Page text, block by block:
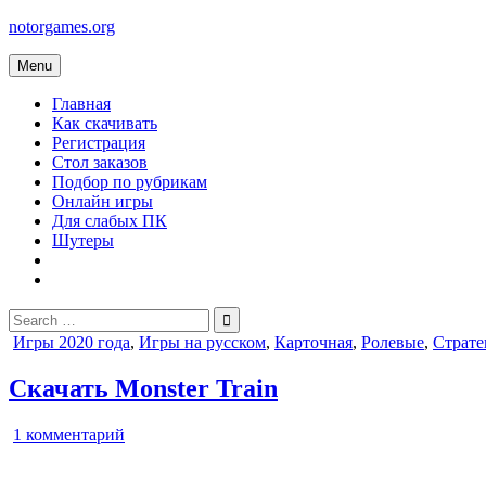
Skip
content
notorgames.org
Menu
Главная
Как скачивать
Регистрация
Стол заказов
Подбор по рубрикам
Онлайн игры
Для слабых ПК
Шутеры
Search
for:
Posted
Игры 2020 года, Игры на русском, Карточная, Ролевые,
Скачать Monster Train
1 комментарий